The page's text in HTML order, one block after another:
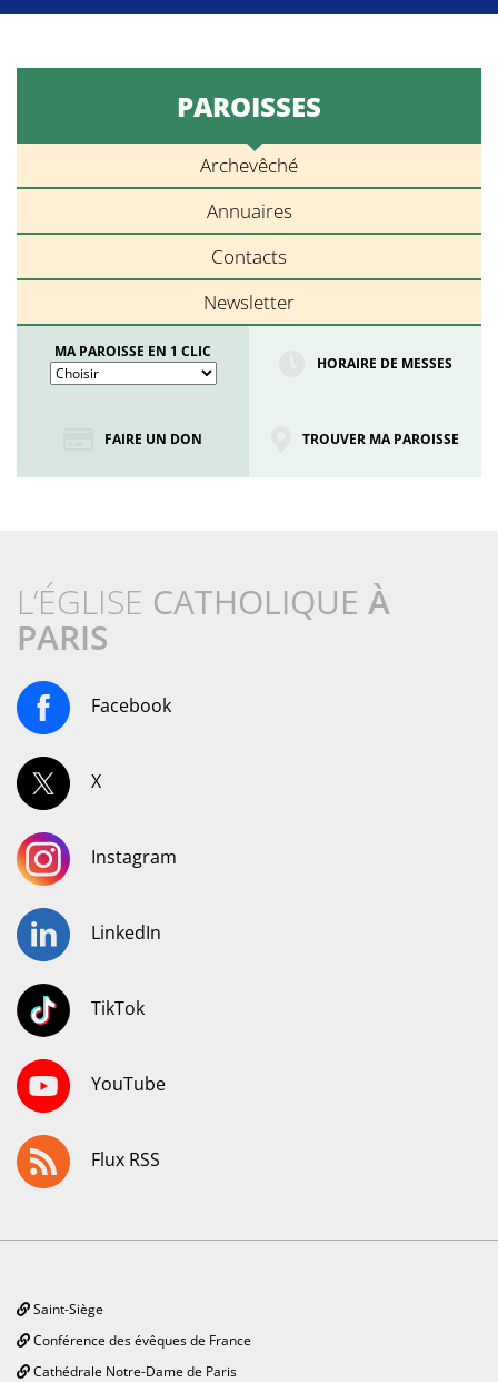
PAROISSES
Archevêché
Annuaires
Contacts
Newsletter
MA PAROISSE EN 1 CLIC
HORAIRE DE MESSES
FAIRE UN DON TROUVER MA PAROISSE
L’ÉGLISE CATHOLIQUE À
PARIS
Facebook
X
Instagram
LinkedIn
TikTok
YouTube
Flux RSS
Saint-Siège
Conférence des évêques de France
Cathédrale Notre-Dame de Paris